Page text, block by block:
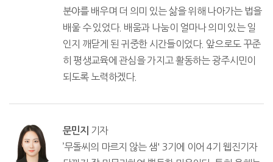
분야를 배우며 더 의미 있는 삶을 위해 나아가는 법을
배울 수 있었다. 배움과 나눔이 얼마나 의미 있는 일
인지 깨닫게 된 귀중한 시간들이었다. 앞으로도 꾸준
히 평생교육에 관심을 가지고 활동하는 광주시민이
되도록 노력하겠다.
문민지 기자
’무돌씨의 마르지 않는 샘' 3기에 이어 4기 웹진기자